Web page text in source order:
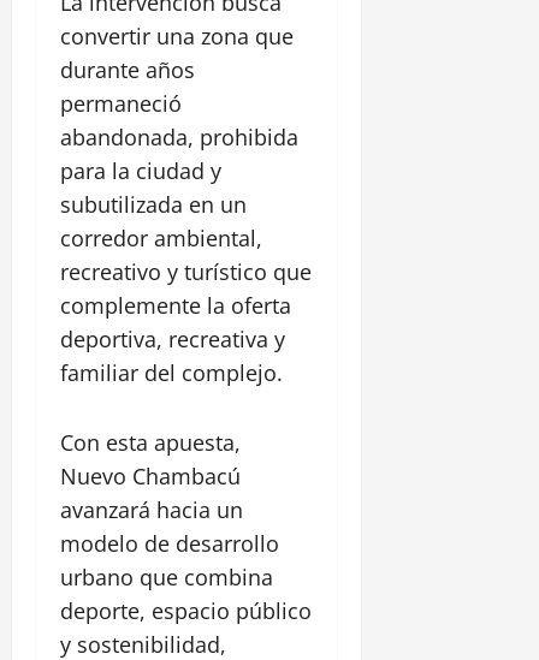
convertir una zona que
durante años
permaneció
abandonada, prohibida
para la ciudad y
subutilizada en un
corredor ambiental,
recreativo y turístico que
complemente la oferta
deportiva, recreativa y
familiar del complejo.
Con esta apuesta,
Nuevo Chambacú
avanzará hacia un
modelo de desarrollo
urbano que combina
deporte, espacio público
y sostenibilidad,